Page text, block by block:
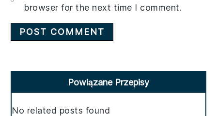
browser for the next time I comment.
Sidebar
Powiązane Przepisy
No related posts found